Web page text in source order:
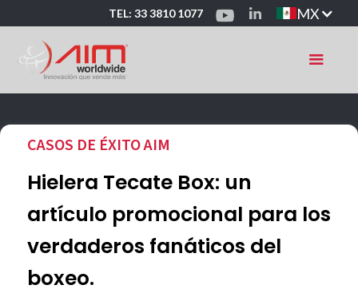
TEL: 33 3810 1077 MX
CASOS DE ÉXITO AIM
Hielera Tecate Box: un
artículo promocional para los
verdaderos fanáticos del
boxeo.